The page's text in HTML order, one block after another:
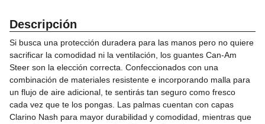
Descripción
Si busca una protección duradera para las manos pero no quiere
sacrificar la comodidad ni la ventilación, los guantes Can-Am
Steer son la elección correcta. Confeccionados con una
combinación de materiales resistente e incorporando malla para
un flujo de aire adicional, te sentirás tan seguro como fresco
cada vez que te los pongas. Las palmas cuentan con capas
Clarino Nash para mayor durabilidad y comodidad, mientras que